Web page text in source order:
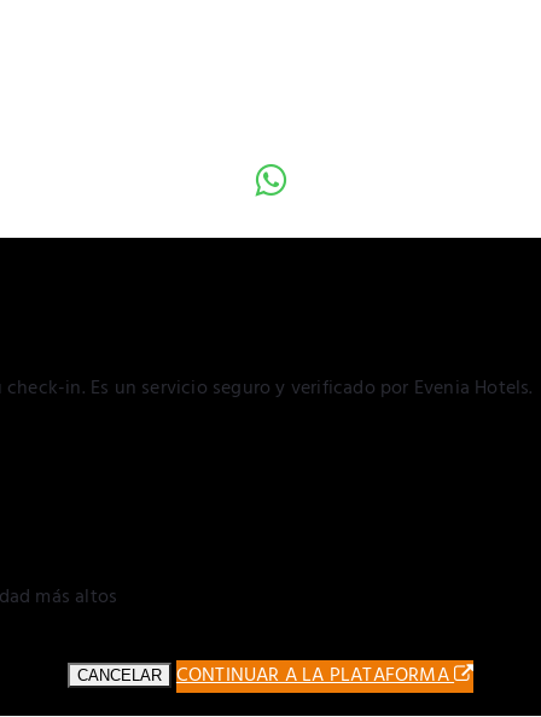
in. Es un servicio seguro y verificado por Evenia Hotels.
más altos
CANCELAR CONTINUAR A LA PLATAFORMA